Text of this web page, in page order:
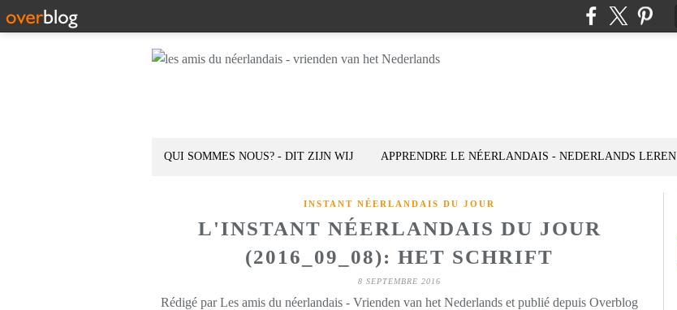
QUI SOMMES NOUS? - DIT ZIJN WIJ APPRENDRE LE NÉERLANDAIS - NEDERLANDS LEREN
INSTANT NÉERLANDAIS DU JOUR
L'INSTANT NÉERLANDAIS DU JOUR
(2016_09_08): HET SCHRIFT
8 SEPTEMBRE 2016
Rédigé par Les amis du néerlandais - Vrienden van het Nederlands et publié depuis Overblog